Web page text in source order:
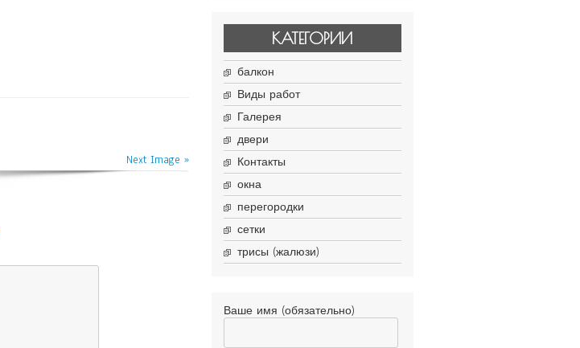
Next Image »
КАТЕГОРИИ
балкон
Виды работ
Галерея
двери
Контакты
окна
перегородки
сетки
трисы (жалюзи)
Ваше имя (обязательно)